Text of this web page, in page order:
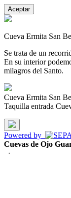
Aceptar
Cueva Ermita San
Se trata de un
En su interior
milagros del Santo.
Cueva Ermita San
Taquilla entrada
Powered by
Cuevas de Ojo
·